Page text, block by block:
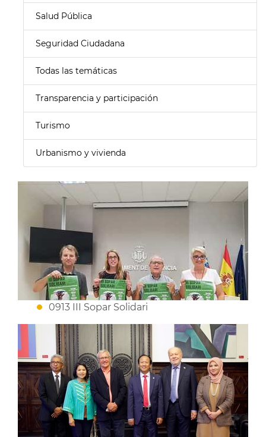
Salud Pública
Seguridad Ciudadana
Todas las temáticas
Transparencia y participación
Turismo
Urbanismo y vivienda
0913 III Sopar Solidari